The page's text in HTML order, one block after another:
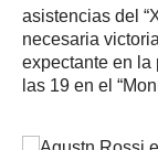
asistencias del
necesaria
expectante en la
las 19 en el